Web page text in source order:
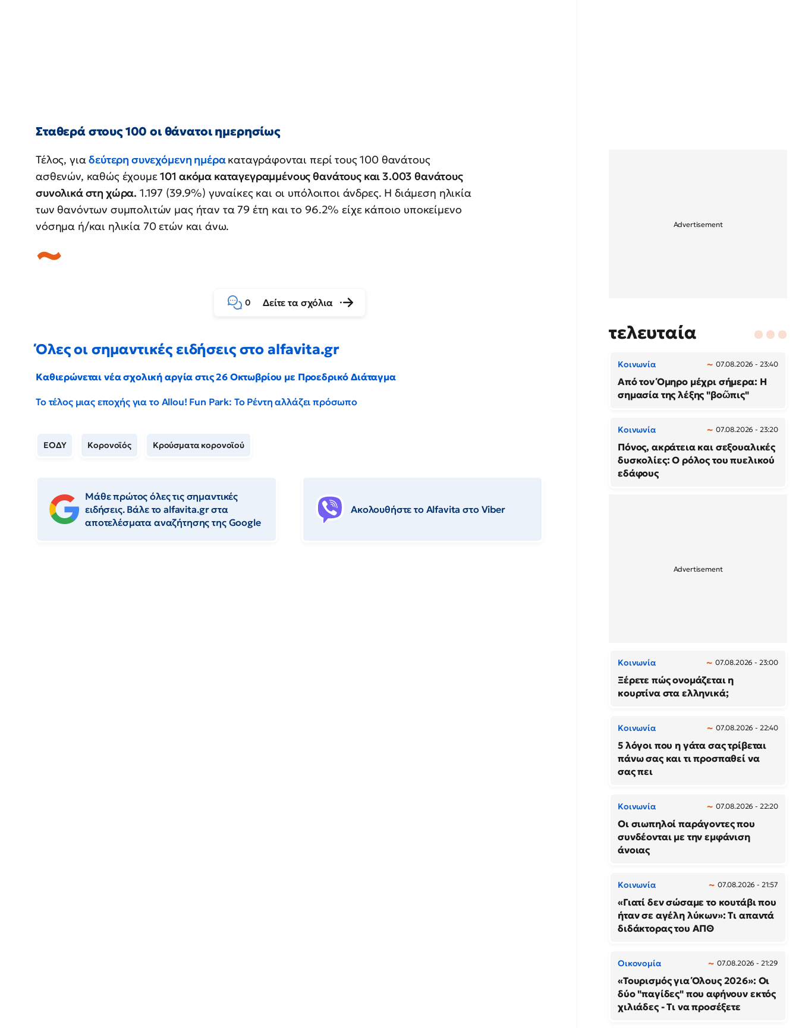
Σταθερά στους 100 οι θάνατοι ημερησίως
Τέλος, γιαδεύτερη συνεχόμενη ημέρακαταγράφονται περί τους 100 θανάτους
ασθενών, καθώς έχουμε101 ακόμα καταγεγραμμένους θανάτους και 3.003 θανάτους
συνολικά στη χώρα. 1.197 (39.9%) γυναίκες και οι υπόλοιποι άνδρες. Η διάμεση ηλικία
των θανόντων συμπολιτών μας ήταν τα 79 έτη και το 96.2% είχε κάποιο υποκείμενο
νόσημα ή/και ηλικία 70 ετών και άνω.
0 Δείτε τα σχόλια
Όλες οι σημαντικές ειδήσεις στο alfavita.gr
Καθιερώνεται νέα σχολική αργία στις 26 Οκτωβρίου με Προεδρικό Διάταγμα
Το τέλος μιας εποχής για το Allou! Fun Park: Το Ρέντη αλλάζει πρόσωπο
ΕΟΔΥ Κορονοϊός Κρούσματα κορονοϊού
Μάθε πρώτος όλες τις σημαντικές
ειδήσεις. Βάλε το alfavita.gr στα
αποτελέσματα αναζήτησης της Google
Ακολουθήστε το Αlfavita στο Viber
τελευταία
Κοινωνία 07.08.2026 - 23:40
Από τον Όμηρο μέχρι σήμερα: Η
σημασία της λέξης "βοῶπις"
Κοινωνία 07.08.2026 - 23:20
Πόνος, ακράτεια και σεξουαλικές
δυσκολίες: Ο ρόλος του πυελικού
εδάφους
Κοινωνία 07.08.2026 - 23:00
Ξέρετε πώς ονομάζεται η
κουρτίνα στα ελληνικά;
Κοινωνία 07.08.2026 - 22:40
5 λόγοι που η γάτα σας τρίβεται
πάνω σας και τι προσπαθεί να
σας πει
Κοινωνία 07.08.2026 - 22:20
Οι σιωπηλοί παράγοντες που
συνδέονται με την εμφάνιση
άνοιας
Κοινωνία 07.08.2026 - 21:57
«Γιατί δεν σώσαμε το κουτάβι που
ήταν σε αγέλη λύκων»: Τι απαντά
διδάκτορας του ΑΠΘ
Οικονομία 07.08.2026 - 21:29
«Τουρισμός για Όλους 2026»: Οι
δύο "παγίδες" που αφήνουν εκτός
χιλιάδες - Τι να προσέξετε